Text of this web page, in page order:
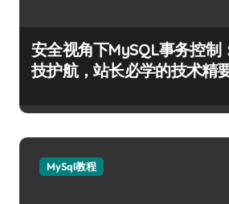
安全视角下MySQL事务控制
技护航，站长必学的技术精
MySql教程